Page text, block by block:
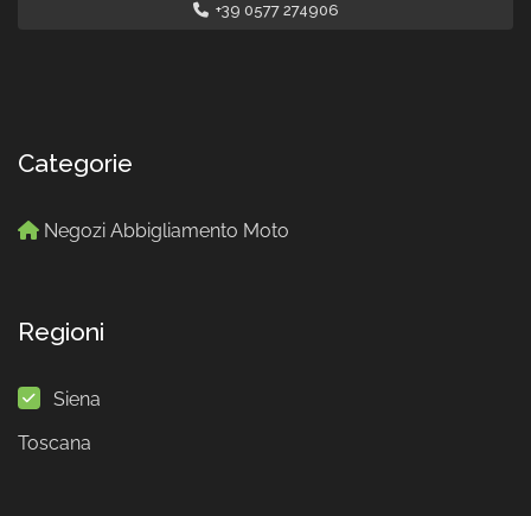
+39 0577 274906
Categorie
Negozi Abbigliamento Moto
Regioni
Siena
Toscana